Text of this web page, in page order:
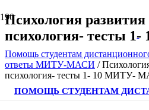
ПОМОЩЬ СТУДЕНТАМ
Психология развития
психология- тесты
Помощь студентам
ответы МИТУ-МАСИ /
психология- тесты 1- 10 МИТУ-